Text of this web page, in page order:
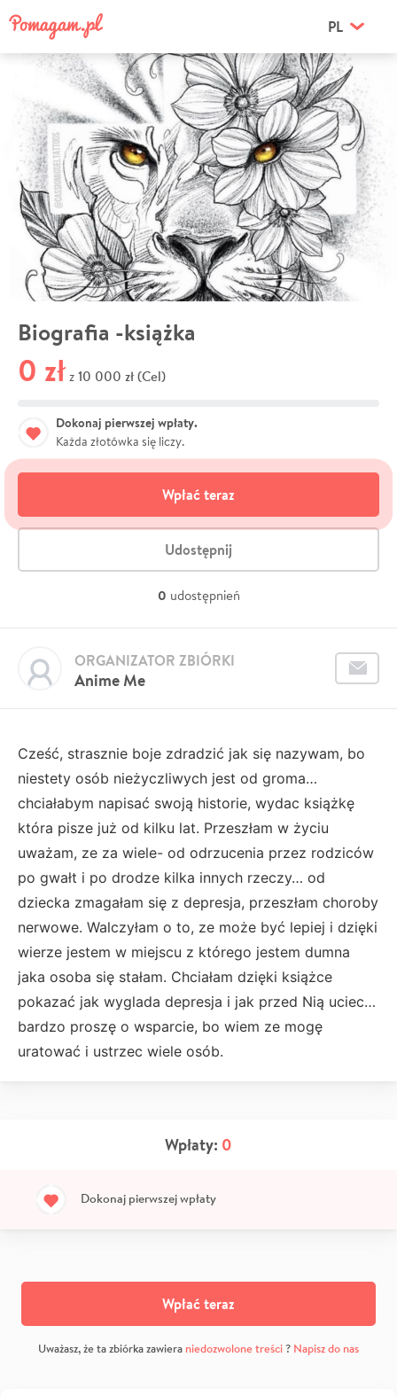
PL
Biografia -książka
0 zł z 10 000 zł (Cel)
Dokonaj pierwszej wpłaty.
Każda złotówka się liczy.
Wpłać teraz
Udostępnij
0 udostępnień
Anime Me
ORGANIZATOR ZBIÓRKI
Cześć, strasznie boje zdradzić jak się nazywam, bo
niestety osób nieżyczliwych jest od groma…
chciałabym napisać swoją historie, wydac książkę
która pisze już od kilku lat. Przeszłam w życiu
uważam, ze za wiele- od odrzucenia przez rodziców
po gwałt i po drodze kilka innych rzeczy… od
dziecka zmagałam się z depresja, przeszłam choroby
nerwowe. Walczyłam o to, ze może być lepiej i dzięki
wierze jestem w miejscu z którego jestem dumna
jaka osoba się stałam. Chciałam dzięki książce
pokazać jak wyglada depresja i jak przed Nią uciec…
bardzo proszę o wsparcie, bo wiem ze mogę
uratować i ustrzec wiele osób.
Wpłaty: 0
Dokonaj pierwszej wpłaty
Wpłać teraz
Uważasz, że ta zbiórka zawiera niedozwolone treści? Napisz do nas